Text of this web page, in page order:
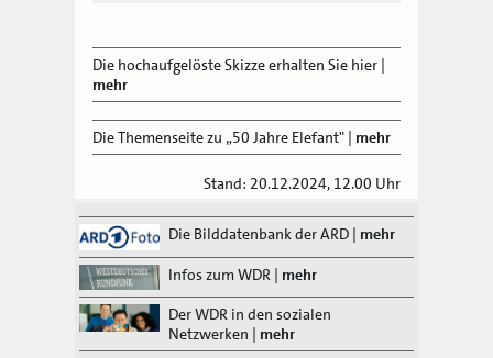
Die hochaufgelöste Skizze erhalten Sie hier |
mehr
Die Themenseite zu „50 Jahre Elefant" | mehr
Stand: 20.12.2024, 12.00 Uhr
Die Bilddatenbank der ARD | mehr
Infos zum WDR | mehr
Der WDR in den sozialen
Netzwerken | mehr